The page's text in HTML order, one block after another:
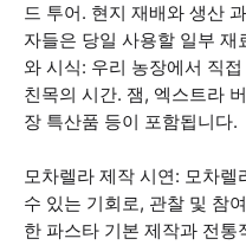
드 투어. 현지 재배와 생산
자들은 당일 사용할 일부
와 시식: 우리 농장에서 직
친목의 시간. 잼, 엑스트라
장 특산품 등이 포함됩니다.
모차렐라 제작 시연: 모차
수 있는 기회로, 관찰 및 참
한 파스타 기본 제작과 전